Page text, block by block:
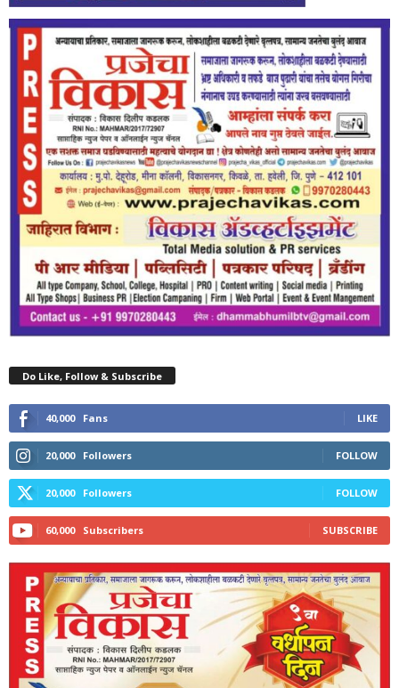
Do Like, Follow & Subscribe
40,000 Fans LIKE
20,000 Followers FOLLOW
20,000 Followers FOLLOW
60,000 Subscribers SUBSCRIBE